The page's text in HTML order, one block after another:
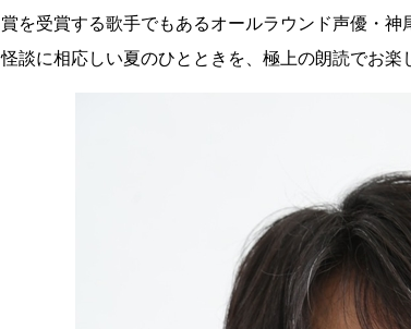
賞を受賞する歌手でもあるオールラウンド声優・神
怪談に相応しい夏のひとときを、極上の朗読でお楽